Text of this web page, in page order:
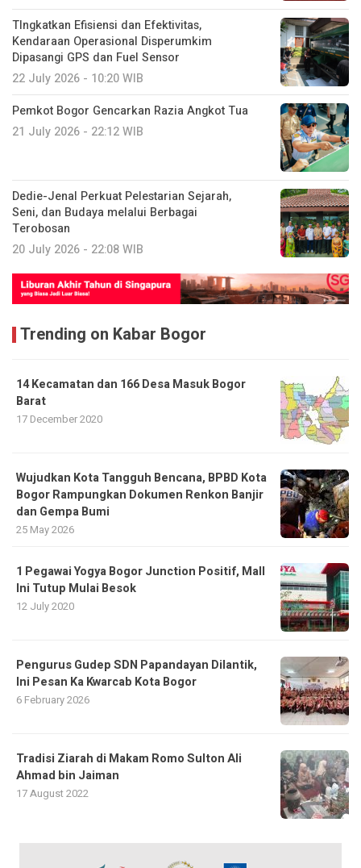
TIngkatkan Efisiensi dan Efektivitas,
Kendaraan Operasional Disperumkim
Dipasangi GPS dan Fuel Sensor
22 July 2026 - 10:20 WIB
Pemkot Bogor Gencarkan Razia Angkot Tua
21 July 2026 - 22:12 WIB
Dedie-Jenal Perkuat Pelestarian Sejarah,
Seni, dan Budaya melalui Berbagai
Terobosan
20 July 2026 - 22:08 WIB
Trending on Kabar Bogor
14 Kecamatan dan 166 Desa Masuk Bogor
Barat
17 December 2020
​Wujudkan Kota Tangguh Bencana, BPBD Kota
Bogor Rampungkan Dokumen Renkon Banjir
dan Gempa Bumi
25 May 2026
1 Pegawai Yogya Bogor Junction Positif, Mall
Ini Tutup Mulai Besok
12 July 2020
Pengurus Gudep SDN Papandayan Dilantik,
Ini Pesan Ka Kwarcab Kota Bogor
6 February 2026
Tradisi Ziarah di Makam Romo Sulton Ali
Ahmad bin Jaiman
17 August 2022